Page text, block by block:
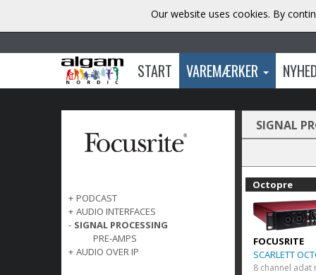
START VAREMÆRKER
+ PODCAST
+ AUDIO INTERFACES
- SIGNAL PROCESSING
PRE-AMPS
+ AUDIO OVER IP
SIGNAL
Octopre
FOCUSRITE
SCARLETT
8 channel adat
Our website uses cookies. By